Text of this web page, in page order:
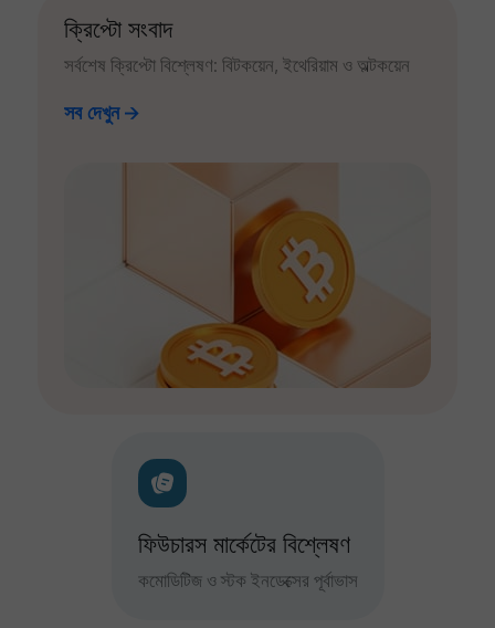
ক্রিপ্টো সংবাদ
সর্বশেষ ক্রিপ্টো বিশ্লেষণ: বিটকয়েন, ইথেরিয়াম ও অল্টকয়েন
সব দেখুন
ফিউচারস মার্কেটের বিশ্লেষণ
কমোডিটিজ ও স্টক ইনডেক্সের পূর্বাভাস